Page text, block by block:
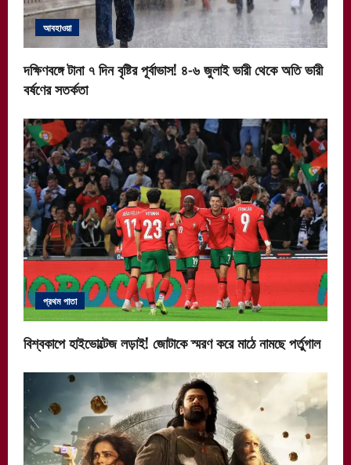
আবহাওয়া
দক্ষিণবঙ্গে টানা ৭ দিন বৃষ্টির পূর্বাভাস! ৪-৬ জুলাই ভারী থেকে অতি ভারী
বর্ষণের সতর্কতা
প্রথম পাতা
বিশ্বকাপে হাইভোল্টেজ লড়াই! জোটাকে স্মরণ করে মাঠে নামছে পর্তুগাল